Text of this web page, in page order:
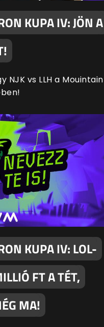
KUPA IV: JÖN A
NJK vs LLH a Mouintain
KUPA IV: LOL-
FT A TÉT,
MA!